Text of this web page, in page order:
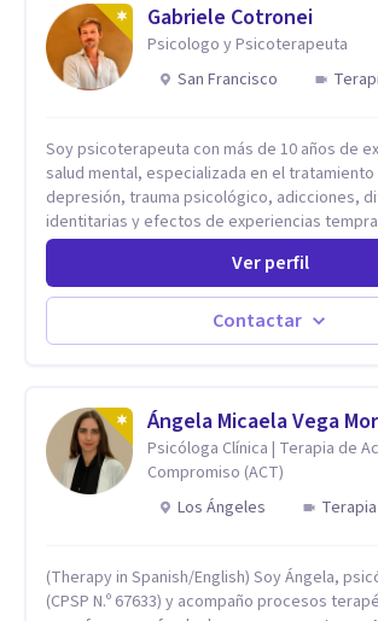
Gabriele Cotronei
Psicologo y Psicoterapeuta
San Francisco
Soy psicoterapeuta con más de 10 años de
salud mental, especializada en el
depresión, trauma psicológico, adicciones,
identitarias y efectos de experiencias
Ofrezco un espacio terapéutico seguro,
profundamente humano, donde el dolor
transformarse en autoconocimiento,
psicoanálisis, terapia somática y de trauma,
Psicología Analítica Junguiana. Mi abordaje
perspectivas interculturales, ecopsicología y
simbólico con el inconsciente, entendiendo
proceso terapéutico es único y requiere una
Ver perfil
Contactar
Ángela Micaela Vega
Psicóloga Clínica | Terapia de
Compromiso (ACT)
Los Ángeles
(Therapy in Spanish/English) Soy Ángela,
(CPSP N.º 67633) y acompaño procesos